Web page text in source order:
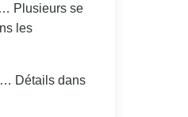
Plusieurs se
les
Détails dans